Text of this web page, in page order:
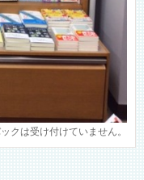
クは受け付けていません。